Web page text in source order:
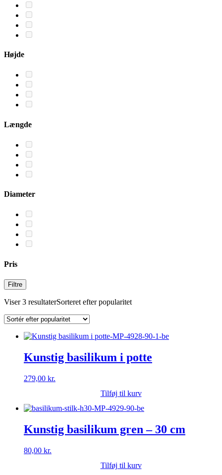
Højde
Længde
Diameter
Pris
Filtre
Viser 3 resultaterSorteret efter popularitet
Kunstig basilikum i potte
279,00 kr.
Tilføj til kurv
Kunstig basilikum gren – 30 cm
80,00 kr.
Tilføj til kurv